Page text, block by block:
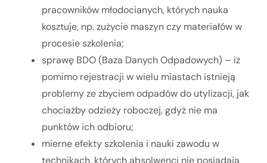
pracowników młodocianych, których nauka
kosztuje, np. zużycie maszyn czy materiałów w
procesie szkolenia;
sprawę BDO (Baza Danych Odpadowych) – iż
pomimo rejestracji w wielu miastach istnieją
problemy ze zbyciem odpadów do utylizacji, jak
chociażby odzieży roboczej, gdyż nie ma
punktów ich odbioru;
mierne efekty szkolenia i nauki zawodu w
technikach, których absolwenci nie posiadają